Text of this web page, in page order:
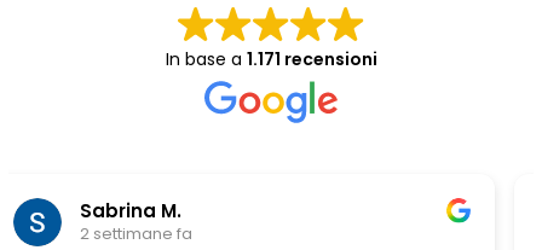
In base a 1.171 recensioni
Chiara Riitano
3 settimane fa